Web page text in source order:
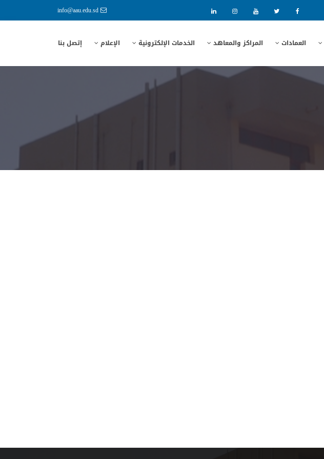
العمادات المراكز والمعاهد الخدمات الإلكترونية الإعلام إتصل بنا